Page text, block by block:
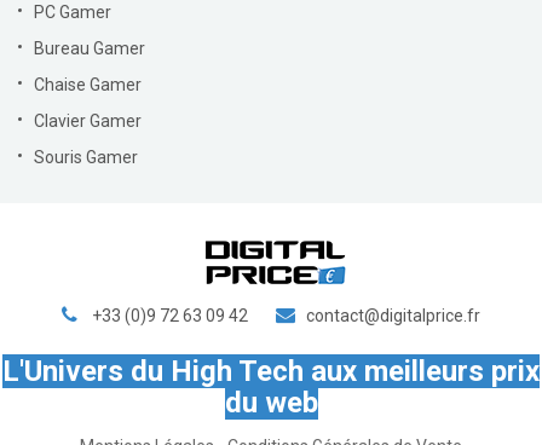
PC Gamer
Bureau Gamer
Chaise Gamer
Clavier Gamer
Souris Gamer
+33 (0)9 72 63 09 42 contact@digitalprice.fr
L'Univers du High Tech aux meilleurs prix
du web